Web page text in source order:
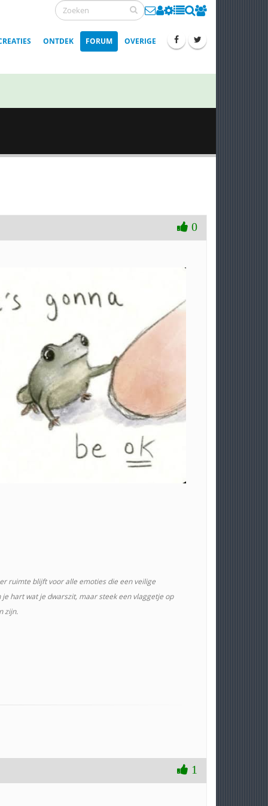
ONTDEK FORUM OVERIGE
0
ruimte blijft voor alle emoties die een veilige
hart wat je dwarszit, maar steek een vlaggetje op
zijn.
1